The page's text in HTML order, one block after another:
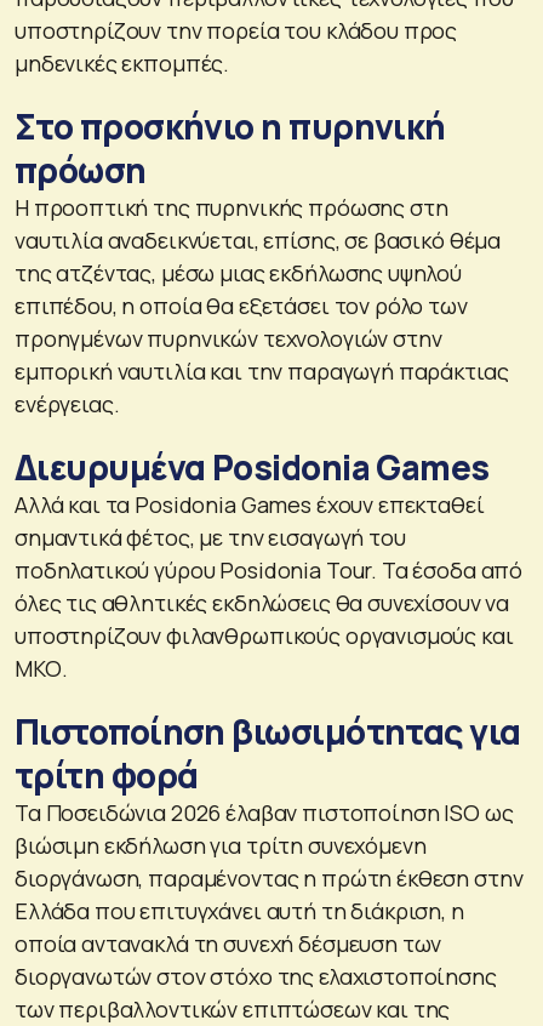
υποστηρίζουν την πορεία του κλάδου προς
μηδενικές εκπομπές.
Στο προσκήνιο η πυρηνική
πρόωση
Η προοπτική της πυρηνικής πρόωσης στη
ναυτιλία αναδεικνύεται, επίσης, σε βασικό θέμα
της ατζέντας, μέσω μιας εκδήλωσης υψηλού
επιπέδου, η οποία θα εξετάσει τον ρόλο των
προηγμένων πυρηνικών τεχνολογιών στην
εμπορική ναυτιλία και την παραγωγή παράκτιας
ενέργειας.
Διευρυμένα Posidonia Games
Αλλά και τα Posidonia Games έχουν επεκταθεί
σημαντικά φέτος, με την εισαγωγή του
ποδηλατικού γύρου Posidonia Tour. Τα έσοδα από
όλες τις αθλητικές εκδηλώσεις θα συνεχίσουν να
υποστηρίζουν φιλανθρωπικούς οργανισμούς και
ΜΚΟ.
Πιστοποίηση βιωσιμότητας για
τρίτη φορά
Τα Ποσειδώνια 2026 έλαβαν πιστοποίηση ISO ως
βιώσιμη εκδήλωση για τρίτη συνεχόμενη
διοργάνωση, παραμένοντας η πρώτη έκθεση στην
Ελλάδα που επιτυγχάνει αυτή τη διάκριση, η
οποία αντανακλά τη συνεχή δέσμευση των
διοργανωτών στον στόχο της ελαχιστοποίησης
των περιβαλλοντικών επιπτώσεων και της